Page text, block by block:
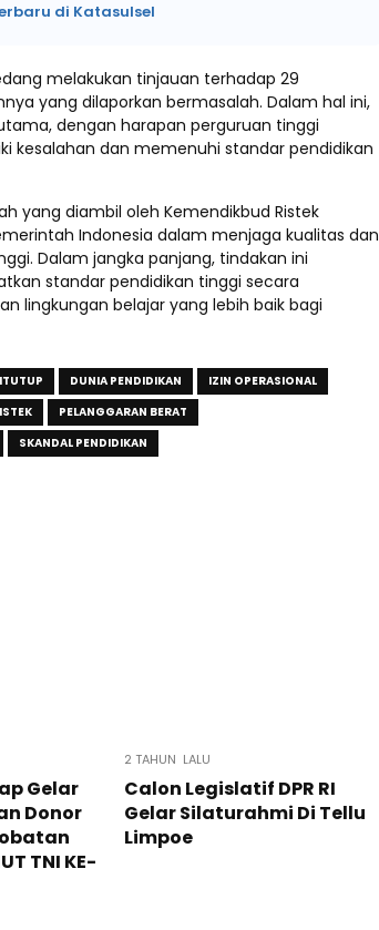
di Katasulsel
melakukan tinjauan terhadap 29
yang dilaporkan bermasalah. Dalam hal ini,
dengan harapan perguruan tinggi
kesalahan dan memenuhi standar pendidikan
yang diambil oleh Kemendikbud Ristek
Indonesia dalam menjaga kualitas dan
Dalam jangka panjang, tindakan ini
standar pendidikan tinggi secara
lingkungan belajar yang lebih baik bagi
DUNIA PENDIDIKAN
IZIN OPERASIONAL
PELANGGARAN BERAT
SKANDAL PENDIDIKAN
Gelar
Donor
TNI KE-
2 TAHUN LALU
Calon Legislatif DPR RI
Gelar Silaturahmi Di Tellu
Limpoe